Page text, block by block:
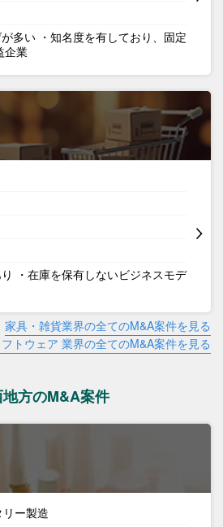
多い ・知名度を有しており、固定
企業
・在庫を保有しないビジネスモデ
家具・雑貨業界の全てのM&A案件を見る
トウェア 業界の全てのM&A案件を見る
方のM&A案件
ー製造